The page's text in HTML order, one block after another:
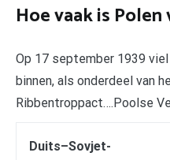
Hoe vaak is
Op 17 september 1939
binnen, als onderdeel van
Ribbentroppact….Poolse
Duits–Sovjet-